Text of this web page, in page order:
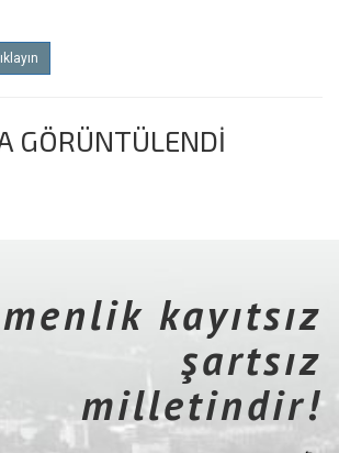
GÖRÜNTÜLENDİ
kayıtsız
şartsız
milletindir!